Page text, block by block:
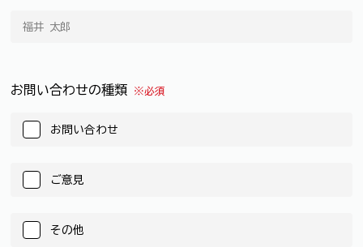
お問い合わせの種類 ※必須
お問い合わせ
ご意見
その他